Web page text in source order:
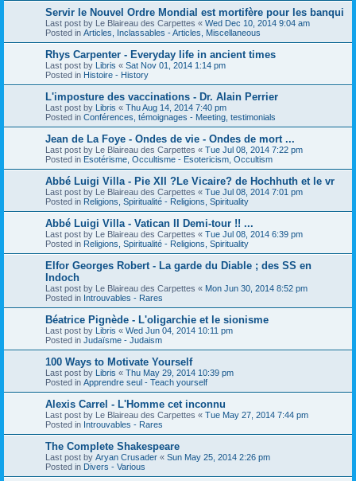
Servir le Nouvel Ordre Mondial est mortifère pour les banqui
Last post by Le Blaireau des Carpettes « Wed Dec 10, 2014 9:04 am
Posted in Articles, Inclassables - Articles, Miscellaneous
Rhys Carpenter - Everyday life in ancient times
Last post by Libris « Sat Nov 01, 2014 1:14 pm
Posted in Histoire - History
L'imposture des vaccinations - Dr. Alain Perrier
Last post by Libris « Thu Aug 14, 2014 7:40 pm
Posted in Conférences, témoignages - Meeting, testimonials
Jean de La Foye - Ondes de vie - Ondes de mort ...
Last post by Le Blaireau des Carpettes « Tue Jul 08, 2014 7:22 pm
Posted in Esotérisme, Occultisme - Esotericism, Occultism
Abbé Luigi Villa - Pie XII ?Le Vicaire? de Hochhuth et le vr
Last post by Le Blaireau des Carpettes « Tue Jul 08, 2014 7:01 pm
Posted in Religions, Spiritualité - Religions, Spirituality
Abbé Luigi Villa - Vatican II Demi-tour !! ...
Last post by Le Blaireau des Carpettes « Tue Jul 08, 2014 6:39 pm
Posted in Religions, Spiritualité - Religions, Spirituality
Elfor Georges Robert - La garde du Diable ; des SS en
Indoch
Last post by Le Blaireau des Carpettes « Mon Jun 30, 2014 8:52 pm
Posted in Introuvables - Rares
Béatrice Pignède - L'oligarchie et le sionisme
Last post by Libris « Wed Jun 04, 2014 10:11 pm
Posted in Judaïsme - Judaism
100 Ways to Motivate Yourself
Last post by Libris « Thu May 29, 2014 10:39 pm
Posted in Apprendre seul - Teach yourself
Alexis Carrel - L'Homme cet inconnu
Last post by Le Blaireau des Carpettes « Tue May 27, 2014 7:44 pm
Posted in Introuvables - Rares
The Complete Shakespeare
Last post by Aryan Crusader « Sun May 25, 2014 2:26 pm
Posted in Divers - Various